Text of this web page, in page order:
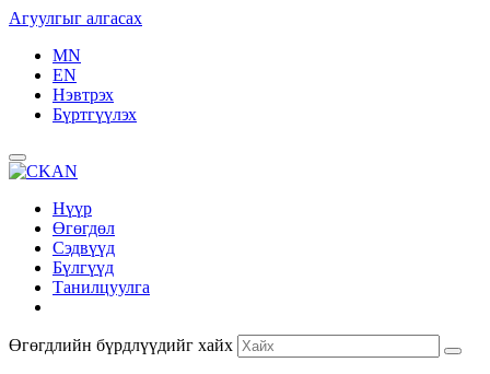
Агуулгыг алгасах
MN
EN
Нэвтрэх
Бүртгүүлэх
Нүүр
Өгөгдөл
Сэдвүүд
Бүлгүүд
Танилцуулга
Өгөгдлийн бүрдлүүдийг хайх